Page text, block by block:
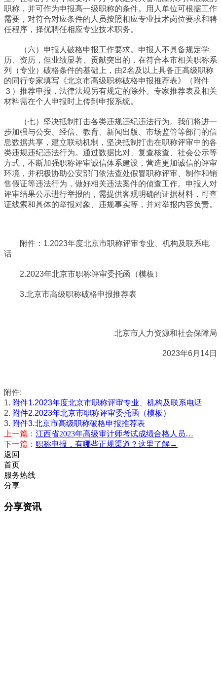
职称，并可作为申报高一级职称的条件。用人单位可根据工作
需要，对符合对应条件的人员按照相应专业技术岗位要求和聘
任程序，择优聘任相应专业技术职务。
（六）申报人破格申报工作要求。申报人不具备规定学
历、资历，但业绩显著、贡献突出的，在符合本市相关职称系
列（专业）破格条件的基础上，由2名及以上具备正高级职称
的同行专家填写《北京市高级职称破格申报推荐表》（附件
３）推荐申报，法律法规另有规定的除外。专家推荐表及相关
材料需在个人申报时上传到申报系统。
（七）坚决抵制打击各类违规违纪违法行为。我们将进一
步加强与公安、经信、教育、新闻出版、市场监管等部门的信
息数据共享，建立联动机制，坚决抵制打击在职称评审中的各
类违规违纪违法行为。通过数据比对、复查核查、社会公示等
方式，不断加强职称评审诚信体系建设，营造更加诚信的评审
环境，并积极协助公安部门依法查处假冒职称评审、制作和销
售假证等违法行为，做好相关违法案件的侦查工作。申报人对
评审结果公示进行举报的，需提供客观明确的证据材料，可查
证线索和具体的举报对象、违规事实等，并对举报内容负责。
附件：1.2023年度北京市职称评审专业、机构及联系电
话
2.2023年北京市职称评审委托函（模板）
3.北京市高级职称破格申报推荐表
北京市人力资源和社会保障局
2023年6月14日
附件:
1. 附件1.2023年度北京市职称评审专业、机构及联系电话
2. 附件2.2023年北京市职称评审委托函（模板）
3. 附件3.北京市高级职称破格申报推荐表
上一篇： 江西省2023年高级审计师考试成绩合格人员…
下一篇： 职称申报，有哪些正规渠道？这里了解→
返回
首页
服务热线
分享
分享资讯